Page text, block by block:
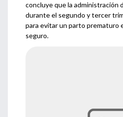
concluye que la administración
durante el segundo y tercer
para evitar un parto prematuro
seguro.